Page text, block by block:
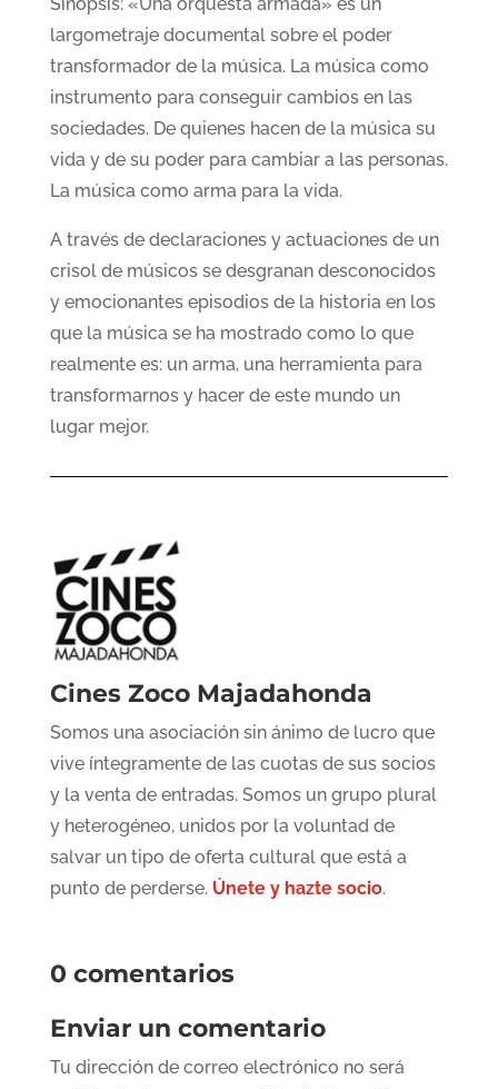
largometraje documental sobre el poder
transformador de la música. La música como
instrumento para conseguir cambios en las
sociedades. De quienes hacen de la música su
vida y de su poder para cambiar a las personas.
La música como arma para la vida.
A través de declaraciones y actuaciones de un
crisol de músicos se desgranan desconocidos
y emocionantes episodios de la historia en los
que la música se ha mostrado como lo que
realmente es: un arma, una herramienta para
transformarnos y hacer de este mundo un
lugar mejor.
Cines Zoco Majadahonda
Somos una asociación sin ánimo de lucro que
vive íntegramente de las cuotas de sus socios
y la venta de entradas. Somos un grupo plural
y heterogéneo, unidos por la voluntad de
salvar un tipo de oferta cultural que está a
punto de perderse. Únete y hazte socio.
0 comentarios
Enviar un comentario
Tu dirección de correo electrónico no será